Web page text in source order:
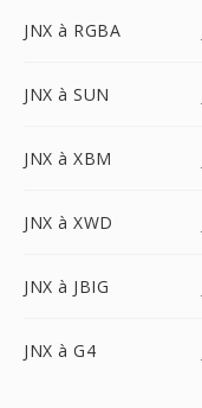
JNX à RGBA
JNX à SUN
JNX à XBM
JNX à XWD
JNX à JBIG
JNX à G4